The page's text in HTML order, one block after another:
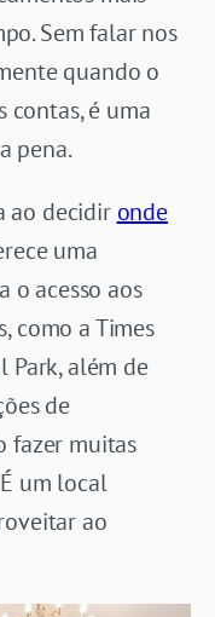
Sem falar nos
quando o
contas, é uma
pena.
ao decidir onde
uma
o acesso aos
como a Times
Park, além de
de
fazer muitas
um local
ao